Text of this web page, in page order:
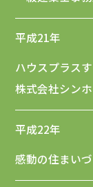
平成21年
ハウスプラス
株式会社シン
平成22年
感動の住まい